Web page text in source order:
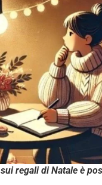
regali di Natale è